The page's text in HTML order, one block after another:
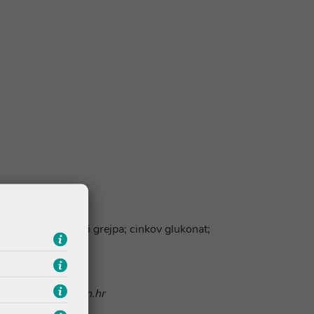
aroma naranče i grejpa; cinkov glukonat;